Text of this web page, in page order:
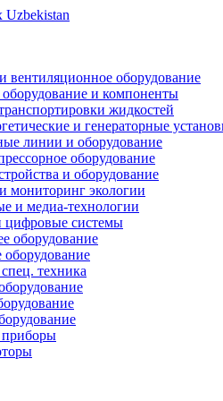
Uzbekistan
вентиляционное оборудование
и компоненты
жидкостей
и генераторные
линии и оборудование
оборудование
и оборудование
мониторинг экологии
и медиа-технологии
цифровые системы
оборудование
оборудование
техника
приборы